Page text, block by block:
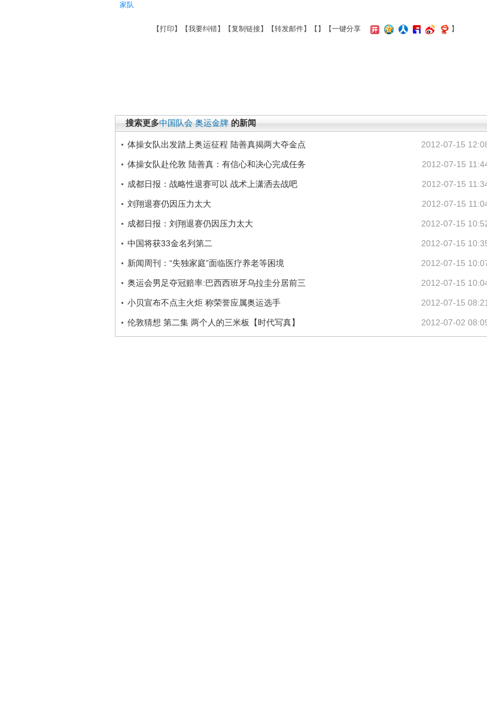
家队
【打印 】【我要纠错】【复制链接】【转发邮件】【 】 【一键分享 】
搜索更多中国队会 奥运金牌 的新闻
2012-07-15
体操女队出发踏上奥运征程 陆善真揭两大夺金点
2012-07-15
体操女队赴伦敦 陆善真：有信心和决心完成任务
2012-07-15
成都日报：战略性退赛可以 战术上潇洒去战吧
2012-07-15
刘翔退赛仍因压力太大
2012-07-15
成都日报：刘翔退赛仍因压力太大
2012-07-15
中国将获33金名列第二
2012-07-15
新闻周刊：“失独家庭”面临医疗养老等困境
2012-07-15
奥运会男足夺冠赔率:巴西西班牙乌拉圭分居前三
2012-07-15 08:21
小贝宣布不点主火炬 称荣誉应属奥运选手
2012-07-02
伦敦猜想 第二集 两个人的三米板【时代写真】